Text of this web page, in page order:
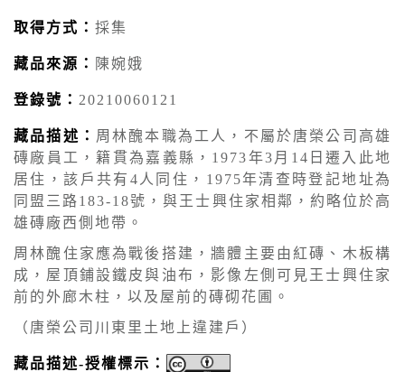
取得方式： 採集
藏品來源： 陳婉娥
登錄號： 20210060121
藏品描述： 周林醜本職為工人，不屬於唐榮公司高雄
磚廠員工，籍貫為嘉義縣，1973年3月14日遷入此地
居住，該戶共有4人同住，1975年清查時登記地址為
同盟三路183-18號，與王士興住家相鄰，約略位於高
雄磚廠西側地帶。
周林醜住家應為戰後搭建，牆體主要由紅磚、木板構
成，屋頂鋪設鐵皮與油布，影像左側可見王士興住家
前的外廊木柱，以及屋前的磚砌花圃。
（唐榮公司川東里土地上違建戶）
藏品描述-授權標示：